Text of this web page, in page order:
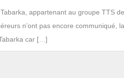
appartenant au groupe TTS
n’ont pas encore communiqué,
car […]